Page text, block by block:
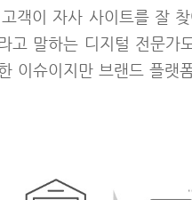
객이 자사 사이트를 잘
고 말하는 디지털 전문가
이슈이지만 브랜드 플랫